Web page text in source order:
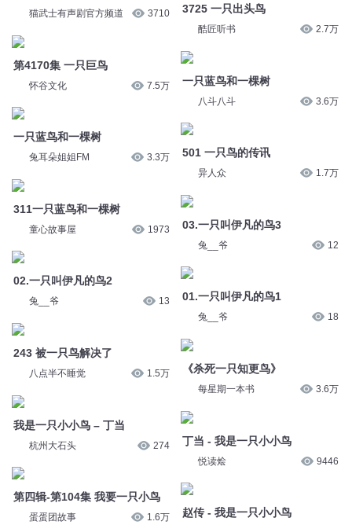
猫武士有声剧官方频道 3710
第4170集 一只巨鸟
怀谷文化 7.5万
一只蓝鸟和一棵树
兔耳朵姐姐FM 3.3万
311一只蓝鸟和一棵树
童心故事屋 1973
02.一只叫伊凡的鸟2
兔__爷 13
243 被一只鸟解决了
八点半不睡觉 1.5万
我是一只小小鸟 – 丁当
杭州大石头 274
第四辑-第104集 我要一只小鸟
蛋蛋团故事 1.6万
3725 一只出头鸟
酷匠听书 2.7万
一只蓝鸟和一棵树
八斗八斗 3.6万
501 一只鸟的传讯
异人众 1.7万
03.一只叫伊凡的鸟3
兔__爷 12
01.一只叫伊凡的鸟1
兔__爷 18
《杀死一只知更鸟》
每星期一本书 3.6万
丁当 - 我是一只小小鸟
悦读烩 9446
赵传 - 我是一只小小鸟